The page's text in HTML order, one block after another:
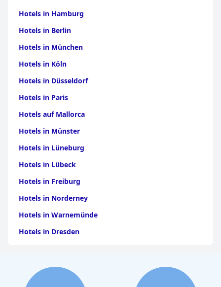
Hotels in Hamburg
Hotels in Berlin
Hotels in München
Hotels in Köln
Hotels in Düsseldorf
Hotels in Paris
Hotels auf Mallorca
Hotels in Münster
Hotels in Lüneburg
Hotels in Lübeck
Hotels in Freiburg
Hotels in Norderney
Hotels in Warnemünde
Hotels in Dresden
Hotels in Stuttgart
Hotels in Leipzig